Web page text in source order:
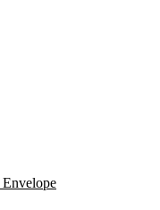
Envelope